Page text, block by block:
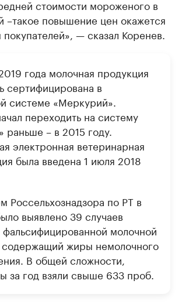
стоимости мороженого в
–такое повышение цен окажется
— сказал Коренев.
года молочная продукция
сертифицирована в
системе «Меркурий».
переходить на систему
раньше – в 2015 году.
электронная ветеринарная
была введена 1 июля 2018
Россельхознадзора по РТ в
выявлено 39 случаев
фальсифицированной молочной
содержащий жиры немолочного
В общей сложности,
за год взяли свыше 633 проб.